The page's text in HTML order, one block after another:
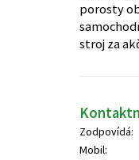
porosty
stroj za
Zodpovídá:
Mobil: